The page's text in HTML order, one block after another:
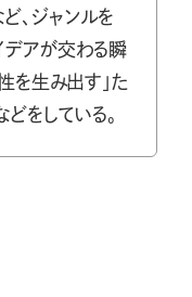
、ジャンルを
アが交わる瞬
を生み出す」た
をしている。